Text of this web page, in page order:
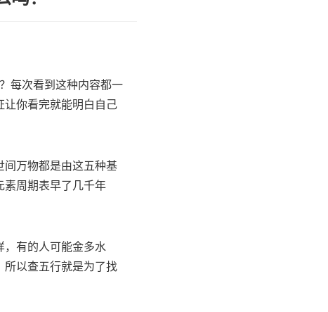
每次看到这种内容都一
让你看完就能明白自己
间万物都是由这五种基
素周期表早了几千年
，有的人可能金多水
所以查五行就是为了找